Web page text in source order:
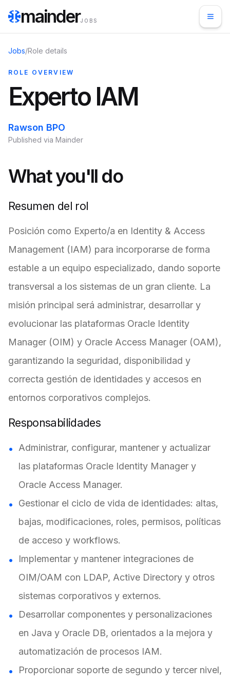
mainderJOBS
Jobs/Role details
ROLE OVERVIEW
Experto IAM
Rawson BPO
Published via Mainder
What you'll do
Resumen del rol
Posición como Experto/a en Identity & Access
Management (IAM) para incorporarse de forma
estable a un equipo especializado, dando soporte
transversal a los sistemas de un gran cliente. La
misión principal será administrar, desarrollar y
evolucionar las plataformas Oracle Identity
Manager (OIM) y Oracle Access Manager (OAM),
garantizando la seguridad, disponibilidad y
correcta gestión de identidades y accesos en
entornos corporativos complejos.
Responsabilidades
Administrar, configurar, mantener y actualizar
las plataformas Oracle Identity Manager y
Oracle Access Manager.
Gestionar el ciclo de vida de identidades: altas,
bajas, modificaciones, roles, permisos, políticas
de acceso y workflows.
Implementar y mantener integraciones de
OIM/OAM con LDAP, Active Directory y otros
sistemas corporativos y externos.
Desarrollar componentes y personalizaciones
en Java y Oracle DB, orientados a la mejora y
automatización de procesos IAM.
Proporcionar soporte de segundo y tercer nivel,